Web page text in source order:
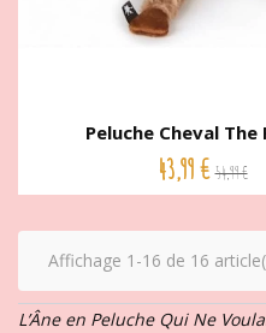
Peluche Cheval The
43,99 € 54,99 €
Affichage 1-16 de 16
L’Âne en Peluche Qui Ne